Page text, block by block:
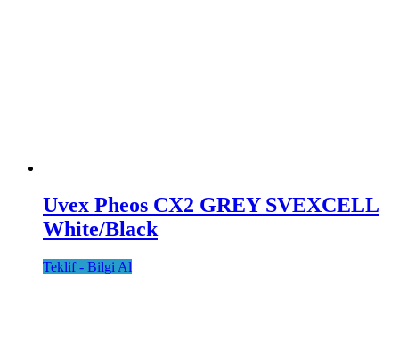
Uvex Pheos CX2 GREY SVEXCELL
White/Black
Teklif - Bilgi Al